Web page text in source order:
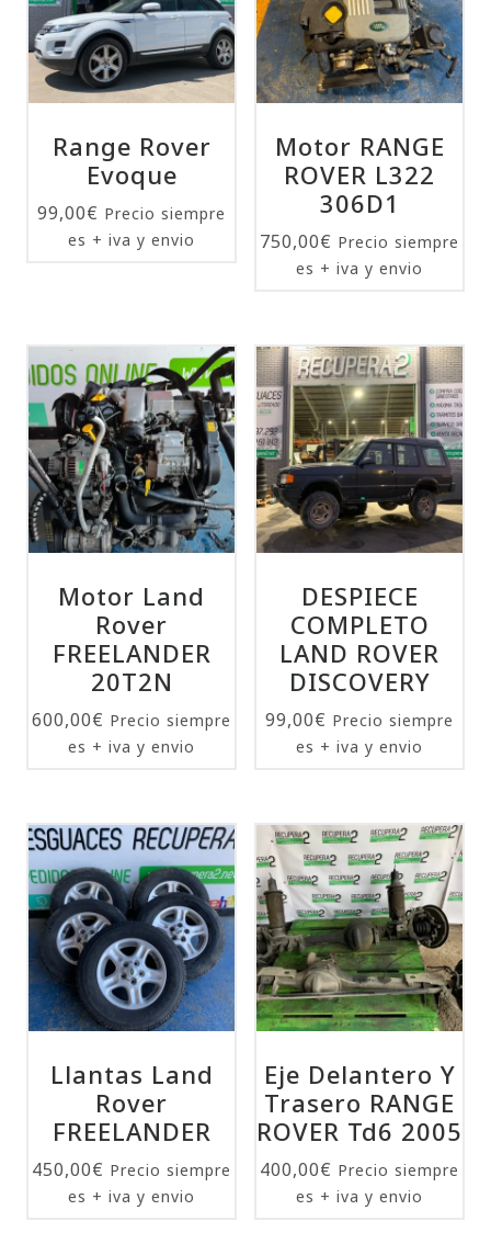
Range Rover
Evoque
99,00€ Precio siempre
es + iva y envio
Motor RANGE
ROVER L322
306D1
750,00€ Precio siempre
es + iva y envio
Motor Land
Rover
FREELANDER
20T2N
600,00€ Precio siempre
es + iva y envio
DESPIECE
COMPLETO
LAND ROVER
DISCOVERY
99,00€ Precio siempre
es + iva y envio
Llantas Land
Rover
FREELANDER
450,00€ Precio siempre
es + iva y envio
Eje Delantero Y
Trasero RANGE
ROVER Td6 2005
400,00€ Precio siempre
es + iva y envio